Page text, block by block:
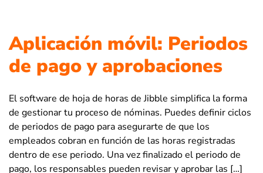
Aplicación móvil: Periodos
de pago y aprobaciones
El software de hoja de horas de Jibble simplifica la forma
de gestionar tu proceso de nóminas. Puedes definir ciclos
de periodos de pago para asegurarte de que los
empleados cobran en función de las horas registradas
dentro de ese periodo. Una vez finalizado el periodo de
pago, los responsables pueden revisar y aprobar las […]